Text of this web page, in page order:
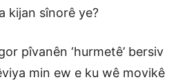
kijan sînorê ye?
pîvanên ‘hurmetê’ bersiv
min ew e ku wê movikê